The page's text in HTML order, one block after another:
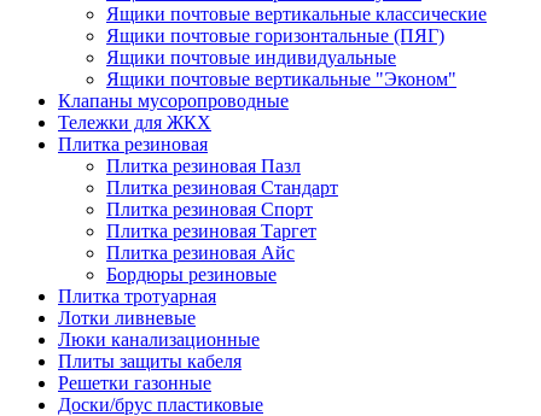
Ящики почтовые вертикальные классические
Ящики почтовые горизонтальные (ПЯГ)
Ящики почтовые индивидуальные
Ящики почтовые вертикальные "Эконом"
Клапаны мусоропроводные
Тележки для ЖКХ
Плитка резиновая
Плитка резиновая Пазл
Плитка резиновая Стандарт
Плитка резиновая Спорт
Плитка резиновая Таргет
Плитка резиновая Айс
Бордюры резиновые
Плитка тротуарная
Лотки ливневые
Люки канализационные
Плиты защиты кабеля
Решетки газонные
Доски/брус пластиковые